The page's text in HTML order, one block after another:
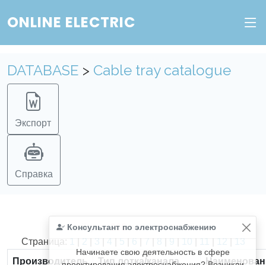
ONLINE ELECTRIC
DATABASE > Cable tray catalogue
Экспорт
Справка
Консультант по электроснабжению
Начинаете свою деятельность в сфере
Найдено366из366записей.
Страница: 1 | 2 | 3 | 4 | 5 | 6 | 7 | 8 | 9 | 10 | 11 | 12 | 13
Производитель
Тип лотка/канала